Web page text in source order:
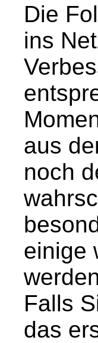
Die
ins
aus
noch
einige
Falls
das